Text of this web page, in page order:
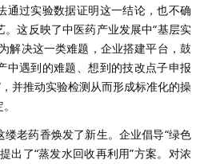
通过实验数据证明这一结论，也不确
这反映了中医药产业发展中“基层实
解决这一类难题，企业搭建平台，鼓
中遇到的难题、想到的技改点子申报
并推动实验检测从而形成标准化的操
老药香焕发了新生。企业倡导“绿色
出了“蒸发水回收再利用”方案。对浓